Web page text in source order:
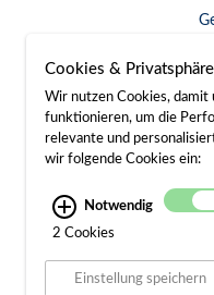
Cookies & Privatsphäre
Wir nutzen Cookies, damit
funktionieren, um die
relevante und
wir folgende Cookies ein:
Notwendig
2 Cookies
Einstellung speichern